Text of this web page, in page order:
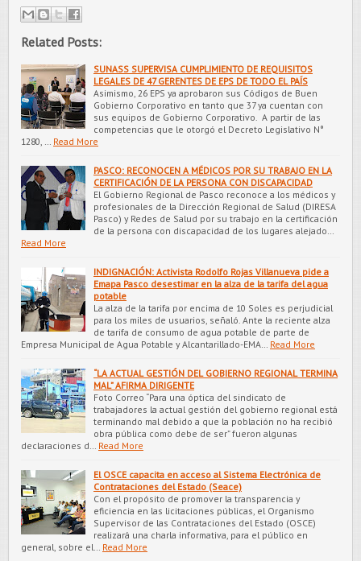
Related Posts:
SUNASS SUPERVISA CUMPLIMIENTO DE REQUISITOS
LEGALES DE 47 GERENTES DE EPS DE TODO EL PAÍS
Asimismo, 26 EPS ya aprobaron sus Códigos de Buen
Gobierno Corporativo en tanto que 37 ya cuentan con
sus equipos de Gobierno Corporativo. A partir de las
competencias que le otorgó el Decreto Legislativo N°
1280, …
Read More
PASCO: RECONOCEN A MÉDICOS POR SU TRABAJO EN LA
CERTIFICACIÓN DE LA PERSONA CON DISCAPACIDAD
El Gobierno Regional de Pasco reconoce a los médicos y
profesionales de la Dirección Regional de Salud (DIRESA
Pasco) y Redes de Salud por su trabajo en la certificación
de la persona con discapacidad de los lugares alejado…
Read More
INDIGNACIÓN: Activista Rodolfo Rojas Villanueva pide a
Emapa Pasco desestimar en la alza de la tarifa del agua
potable
La alza de la tarifa por encima de 10 Soles es perjudicial
para los miles de usuarios, señaló. Ante la reciente alza
de tarifa de consumo de agua potable de parte de
Empresa Municipal de Agua Potable y Alcantarillado-EMA…
Read More
“LA ACTUAL GESTIÓN DEL GOBIERNO REGIONAL TERMINA
MAL” AFIRMA DIRIGENTE
Foto Correo “Para una óptica del sindicato de
trabajadores la actual gestión del gobierno regional está
terminando mal debido a que la población no ha recibió
obra pública como debe de ser” fueron algunas
declaraciones d…
Read More
El OSCE capacita en acceso al Sistema Electrónica de
Contrataciones del Estado (Seace)
Con el propósito de promover la transparencia y
eficiencia en las licitaciones públicas, el Organismo
Supervisor de las Contrataciones del Estado (OSCE)
realizará una charla informativa, para el público en
general, sobre el…
Read More